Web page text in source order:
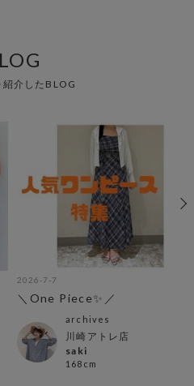
紹介したBLOG
2026-7-7
＼One Piece✨／
archives
川崎アトレ店
saki
168cm